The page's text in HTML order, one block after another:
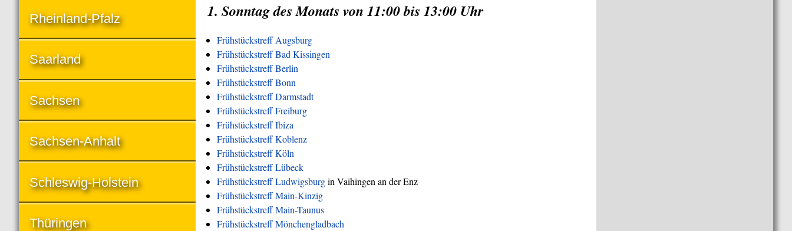
1. Sonntag des Monats von 11:00 bis 13:00 Uhr
Frühstückstreff Augsburg
Frühstückstreff Bad Kissingen
Frühstückstreff Berlin
Frühstückstreff Bonn
Frühstückstreff Darmstadt
Frühstückstreff Freiburg
Frühstückstreff Ibiza
Frühstückstreff Koblenz
Frühstückstreff Köln
Frühstückstreff Lübeck
Frühstückstreff Ludwigsburgin Vaihingen an der Enz
Frühstückstreff Main-Kinzig
Frühstückstreff Main-Taunus
Frühstückstreff Mönchengladbach
Rheinland-Pfalz
Saarland
Sachsen
Sachsen-Anhalt
Schleswig-Holstein
Thüringen